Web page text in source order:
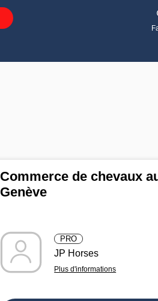
Commerce de chevaux
Genève
PRO
JP Horses
Plus d'informations